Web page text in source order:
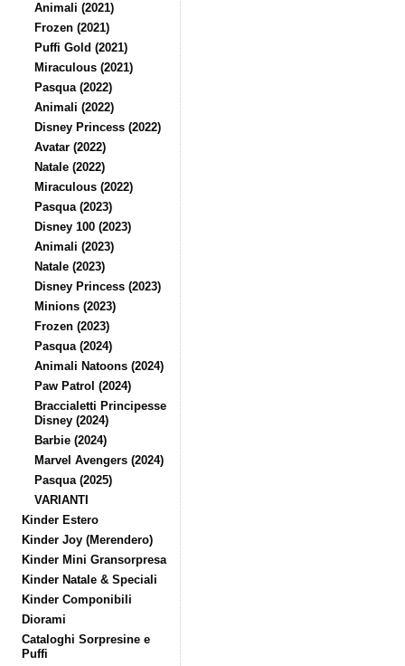
Animali (2021)
Frozen (2021)
Puffi Gold (2021)
Miraculous (2021)
Pasqua (2022)
Animali (2022)
Disney Princess (2022)
Avatar (2022)
Natale (2022)
Miraculous (2022)
Pasqua (2023)
Disney 100 (2023)
Animali (2023)
Natale (2023)
Disney Princess (2023)
Minions (2023)
Frozen (2023)
Pasqua (2024)
Animali Natoons (2024)
Paw Patrol (2024)
Braccialetti Principesse
Disney (2024)
Barbie (2024)
Marvel Avengers (2024)
Pasqua (2025)
VARIANTI
Kinder Estero
Kinder Joy (Merendero)
Kinder Mini Gransorpresa
Kinder Natale & Speciali
Kinder Componibili
Diorami
Cataloghi Sorpresine e
Puffi